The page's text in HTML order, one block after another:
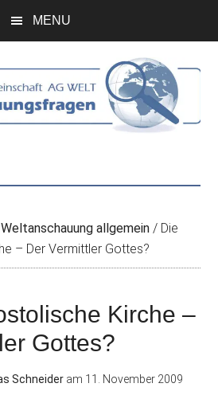
MENU
Weltanschauung allgemein / Die
– Der Vermittler Gottes?
Kirche –
Gottes?
Schneider am 11. November 2009